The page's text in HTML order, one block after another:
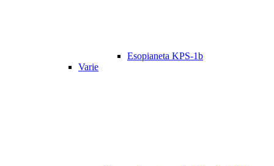
Esopianeta KPS-1b
Varie